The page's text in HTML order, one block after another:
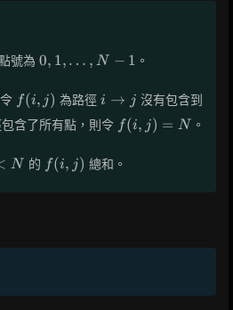
號為 0,1,\dots,N-
0, 1, … , N − 1 。
f(i,j)
f(i, j) 為路徑i
\to
j
i → j 沒有包含到
含了所有點，則令 f(i,j)=N
f(i, j) = N 。
N 的 f(i,j)
f(i, j) 總和。